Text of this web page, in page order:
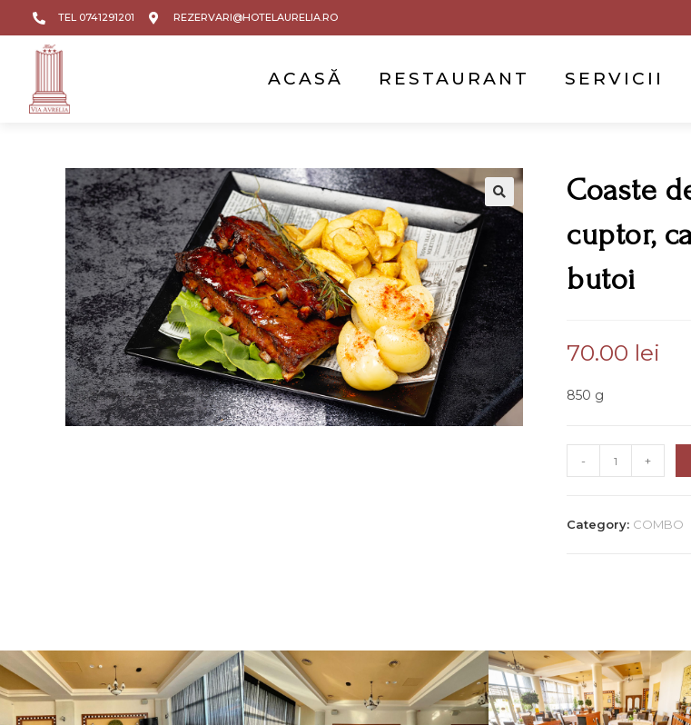
TEL 0741291201 REZERVARI@HOTELAURELIA.RO
ACASĂ RESTAURANT SERVICII
Coaste
cuptor,
butoi
70.00 lei
850 g
- +
Category: COMBO